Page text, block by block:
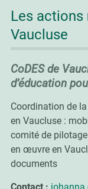
Les
Vaucluse
CoDES de
d’éducation
Coordination de
en Vaucluse :
comité de
en œuvre en
documents